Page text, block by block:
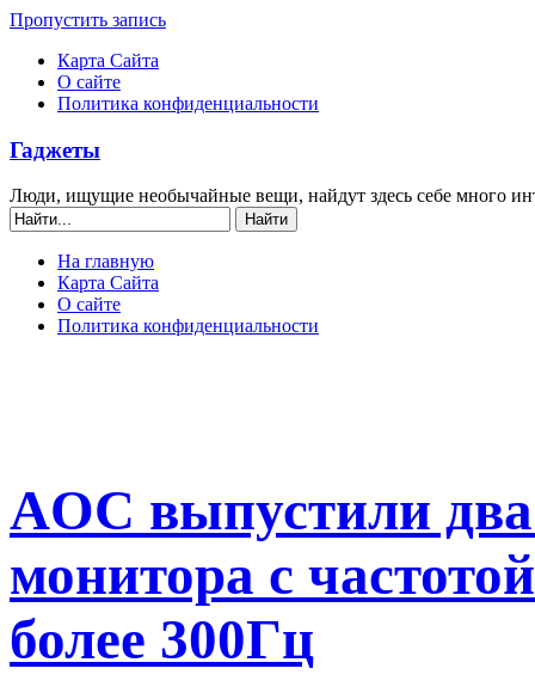
Пропустить запись
Карта Сайта
О сайте
Политика конфиденциальности
Гаджеты
Люди, ищущие необычайные вещи, найдут здесь себе много
На главную
Карта Сайта
О сайте
Политика конфиденциальности
AOC выпустили
монитора с
более 300Гц